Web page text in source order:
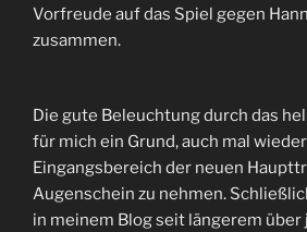
Vorfreude auf das Spiel gegen
zusammen.
Die gute Beleuchtung durch das
für mich ein Grund, auch mal
Eingangsbereich der neuen
Augenschein zu nehmen.
in meinem Blog seit längerem über